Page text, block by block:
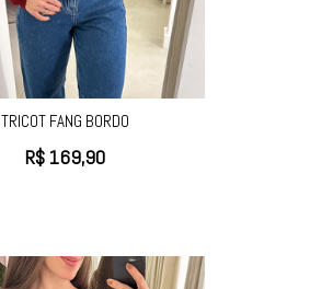
TRICOT FANG BORDO
R$ 169,90